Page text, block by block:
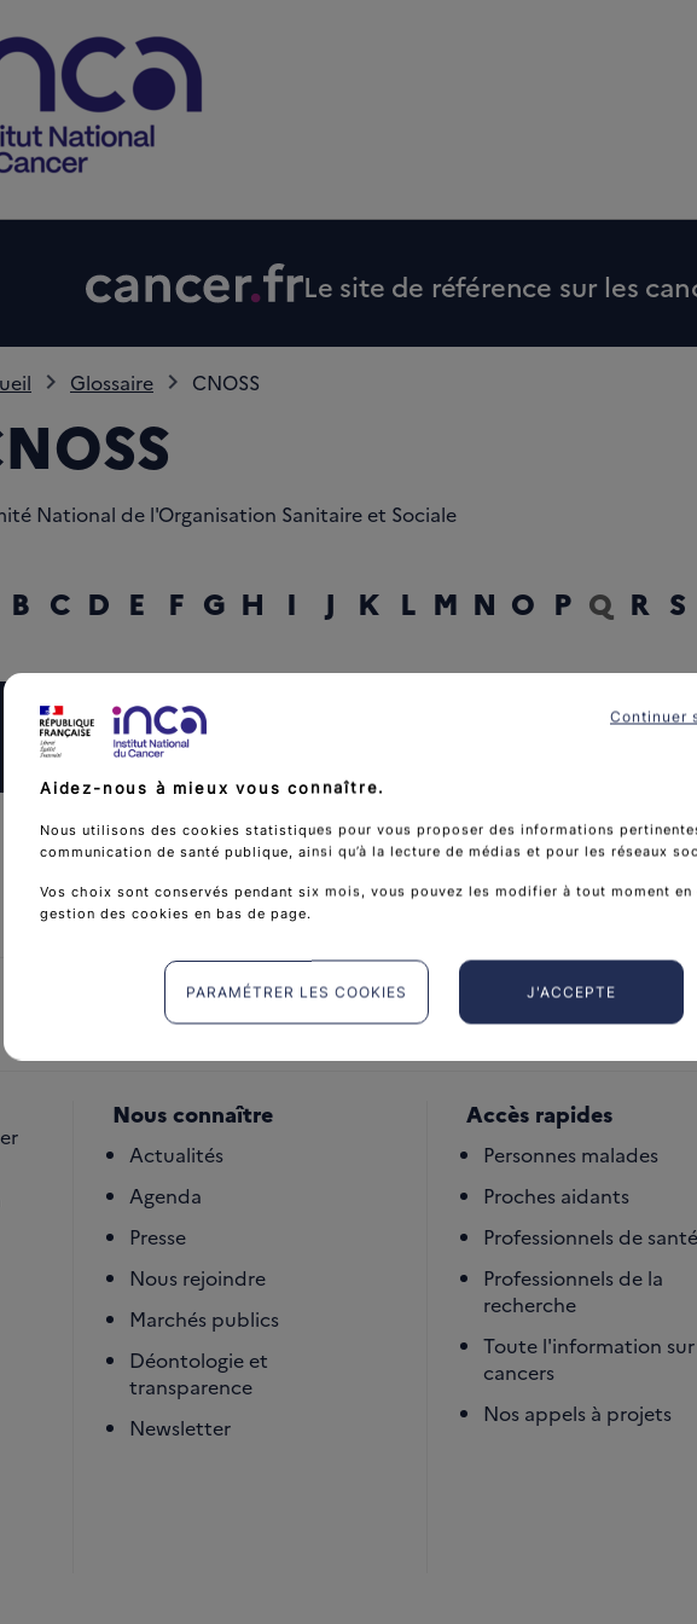
Le site de référence sur les
Glossaire CNOSS
National de l'Organisation Sanitaire et Sociale
B C D E F G H I J K L M N O P Q R S
Rechercher un mot
Nous connaître
Actualités
Agenda
Presse
Nous rejoindre
Marchés publics
Déontologie et
transparence
Newsletter
Accès rapides
Personnes malades
Proches aidants
Professionnels de santé
Professionnels de la
recherche
Toute l'information sur
cancers
Nos appels à projets
Aidez-nous à mieux vous connaître.
Nous utilisons des cookies statistiques pour vous proposer des informations
communication de santé publique, ainsi qu’à la lecture de médias et pour les réseaux
Vos choix sont conservés pendant six mois, vous pouvez les modifier à tout moment en
gestion des cookies en bas de page.
J'ACCEPTE
PARAMÉTRER LES COOKIES
Continuer